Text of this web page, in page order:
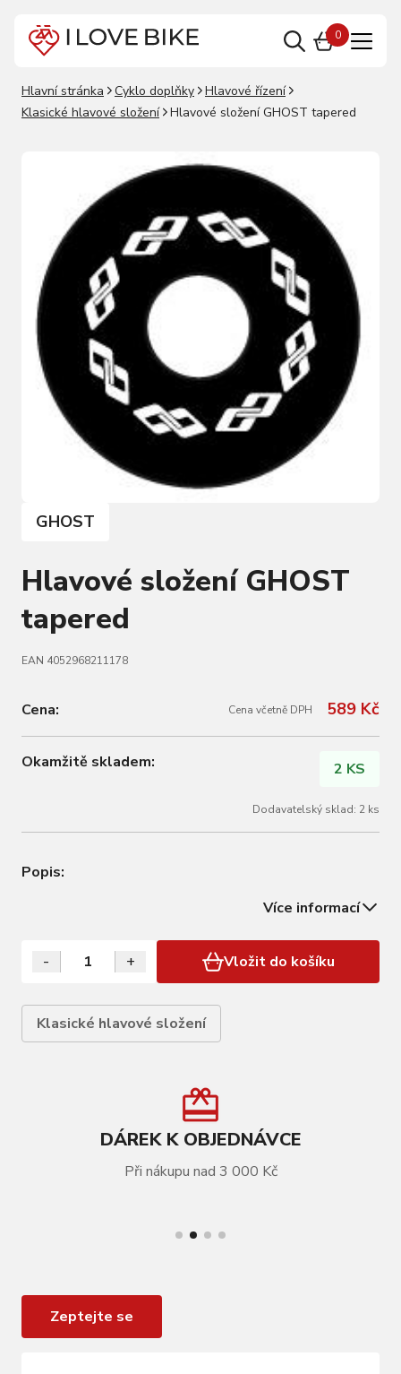
0
Hlavní stránka Cyklo doplňky
Hlavové řízení
Klasické hlavové složení
Hlavové složení GHOST tapered
GHOST
Hlavové složení GHOST
tapered
EAN 4052968211178
Cena: Cena včetně DPH 589 Kč
Okamžitě skladem: 2 KS
Dodavatelský sklad: 2 ks
Popis:
Více informací
- + Vložit do košíku
Klasické hlavové složení
DÁREK K OBJEDNÁVCE
Při nákupu nad 3 000 Kč
Zeptejte se